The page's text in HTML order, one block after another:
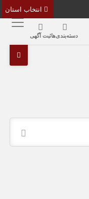
دسته‌بندی‌هاثبت آگهی